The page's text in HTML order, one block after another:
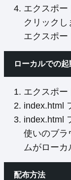
エクスポー
クリック
エクスポー
ローカルでの
エクスポー
index.html
index.html
使いのブラ
ムがローカ
配布方法